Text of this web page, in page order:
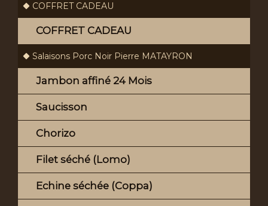
COFFRET CADEAU
COFFRET CADEAU
Salaisons Porc Noir Pierre MATAYRON
Jambon affiné 24 Mois
Saucisson
Chorizo
Filet séché (Lomo)
Echine séchée (Coppa)